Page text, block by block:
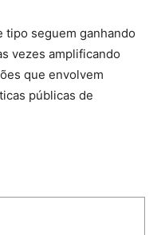
tipo seguem ganhando
vezes amplificando
que envolvem
públicas de